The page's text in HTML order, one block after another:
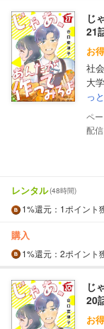
じ
21
お
社
大
っ
配
レンタル(48時間)
1%還元 ：1ポイント
購入
1%還元 ：2ポイント
じ
20
お